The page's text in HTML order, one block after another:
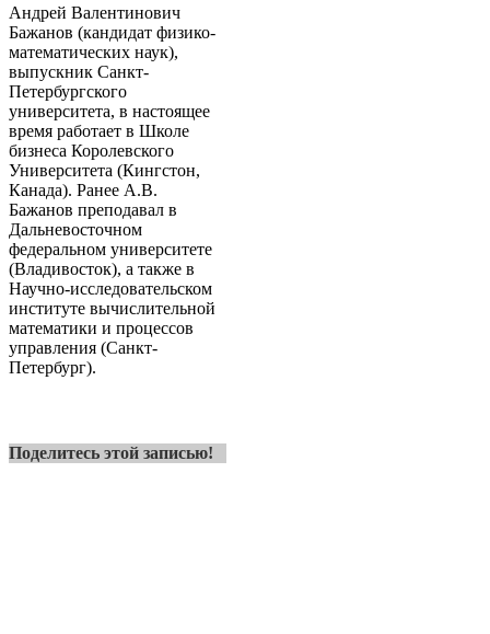
Андрей Валентинович
Бажанов (кандидат физико-
математических наук),
выпускник Санкт-
Петербургского
университета, в настоящее
время работает в Школе
бизнеса Королевского
Университета (Кингстон,
Канада). Ранее А.В.
Бажанов преподавал в
Дальневосточном
федеральном университете
(Владивосток), а также в
Научно-исследовательском
институте вычислительной
математики и процессов
управления (Санкт-
Петербург).
Поделитесь этой записью!